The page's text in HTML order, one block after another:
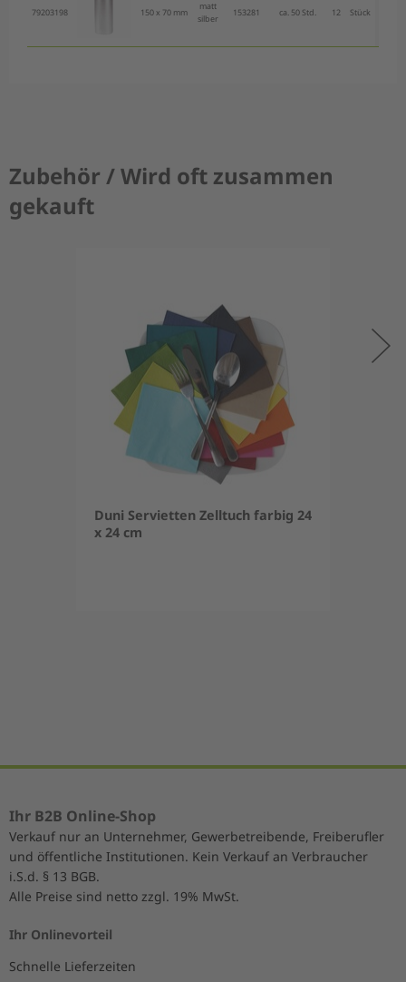
79203198 150 x 70 mm
matt
silber
153281 ca. 50 Std. 12 Stück
Zubehör / Wird oft zusammen
gekauft
Duni Servietten Zelltuch farbig 24
x 24 cm
Ihr B2B Online-Shop
Verkauf nur an Unternehmer, Gewerbetreibende, Freiberufler
und öffentliche Institutionen. Kein Verkauf an Verbraucher
i.S.d. § 13 BGB.
Alle Preise sind netto zzgl. 19% MwSt.
Ihr Onlinevorteil
Schnelle Lieferzeiten